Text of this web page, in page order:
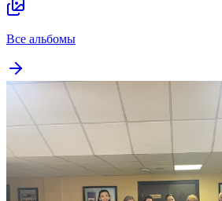
ОТ
ДО ЖИВОГО ДИАЛОГА
СТУДЕНТАМИ: В
ПРОДОЛЖАЮТСЯ
ПОВЫШЕНИЯ
ДЛЯ